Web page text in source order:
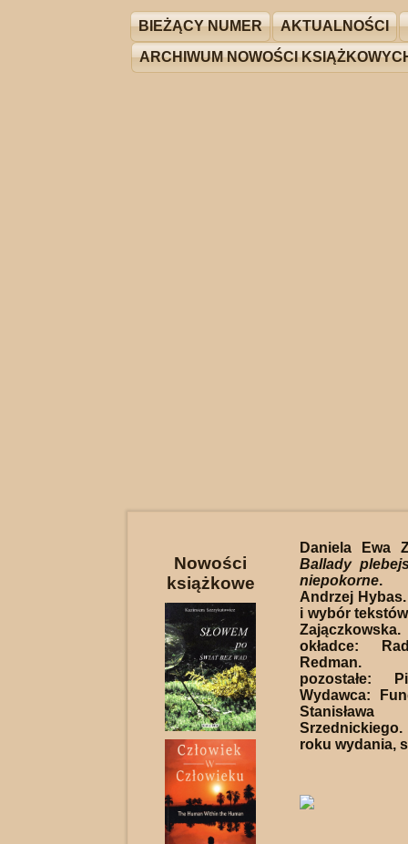
BIEŻĄCY NUMER AKTUALNOŚCI
ARCHIWUM NOWOŚCI
Nowości
książkowe
Daniela Ewa
Ballady
niepokorne.
Andrzej
i wybór
okładce:
Redman.
pozostałe:
Wydawca:
roku wydania,